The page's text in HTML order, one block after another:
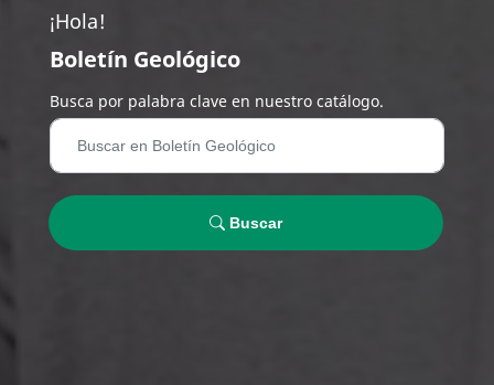
¡Hola!
Boletín Geológico
Busca por palabra clave en nuestro catálogo.
Buscar